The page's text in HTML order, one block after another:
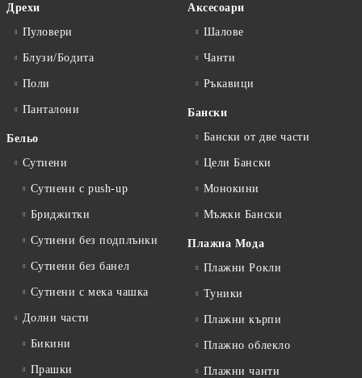
Дрехи
Пуловери
Блузи/Бодита
Поли
Панталони
Бельо
Сутиени
Сутиени с push-up
Бриджитки
Сутиени без подплънки
Сутиени без банел
Сутиени с мека чашка
Долни части
Бикини
Прашки
Аксесоари
Шалове
Чанти
Ръкавици
Бански
Бански от две части
Цели Бански
Монокини
Мъжки Бански
Плажна Мода
Плажни Рокли
Туники
Плажни кърпи
Плажно облекло
Плажни чанти